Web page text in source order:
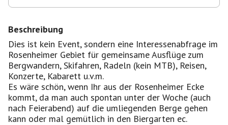
Beschreibung
Dies ist kein Event, sondern eine Interessenabfrage im
Rosenheimer Gebiet für gemeinsame Ausflüge zum
Bergwandern, Skifahren, Radeln (kein MTB), Reisen,
Konzerte, Kabarett u.v.m.
Es wäre schön, wenn Ihr aus der Rosenheimer Ecke
kommt, da man auch spontan unter der Woche (auch
nach Feierabend) auf die umliegenden Berge gehen
kann oder mal gemütlich in den Biergarten ec.